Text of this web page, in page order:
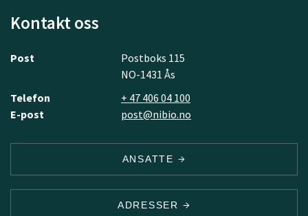
Kontakt oss
Post
Postboks 115
NO-1431 Ås
Telefon
+ 47 406 04 100
E-post
post@nibio.no
ANSATTE
ADRESSER